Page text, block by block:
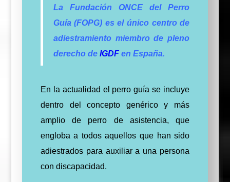
La Fundación ONCE del Perro
Guía (FOPG) es el único centro de
adiestramiento miembro de pleno
derecho de IGDF en España.
En la actualidad el perro guía se incluye
dentro del concepto genérico y más
amplio de perro de asistencia, que
engloba a todos aquellos que han sido
adiestrados para auxiliar a una persona
con discapacidad.